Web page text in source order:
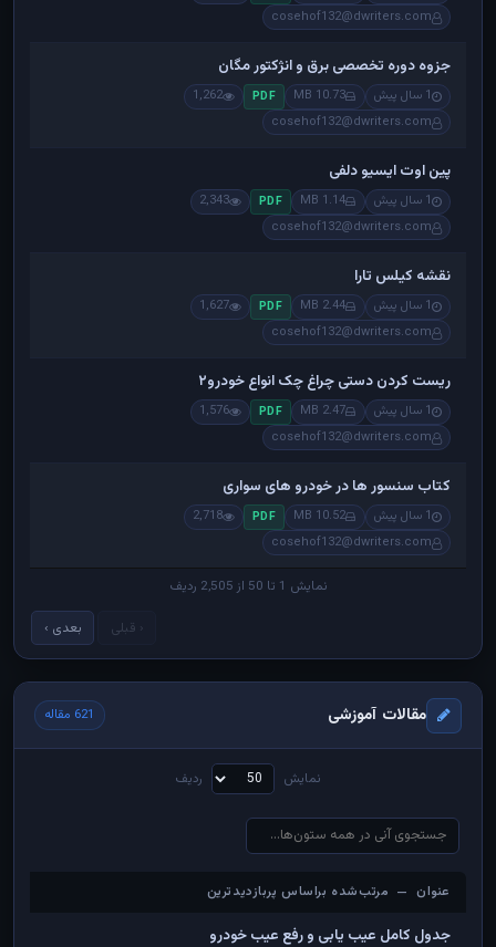
cosehof132@dwriters.com
جزوه دوره تخصصی برق و انژکتور مگان
1 سال پیش 10.73 MB
PDF
1,262
cosehof132@dwriters.com
پین اوت ایسیو دلفی
1 سال پیش 1.14 MB
PDF
2,343
cosehof132@dwriters.com
نقشه کیلس تارا
1 سال پیش 2.44 MB
PDF
1,627
cosehof132@dwriters.com
ریست کردن دستی چراغ چک انواع خودرو۲
1 سال پیش 2.47 MB
PDF
1,576
cosehof132@dwriters.com
کتاب سنسور ها در خودرو های سواری
1 سال پیش 10.52 MB
PDF
2,718
cosehof132@dwriters.com
نمایش 1 تا 50 از 2,505 ردیف
‹ قبلی بعدی ›
مقالات آموزشی 621 مقاله
نمایش ردیف
عنوان — مرتب‌شده براساس پربازدیدترین
عنوان — مرتب‌شده براساس پربازدیدترین
جدول کامل عیب یابی و رفع عیب خودرو